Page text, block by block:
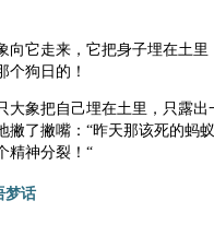
向它走来，它把身子埋在土
个狗日的！
大象把自己埋在土里，只露
撇了撇嘴：“昨天那该死的蚂
精神分裂！“
梦话